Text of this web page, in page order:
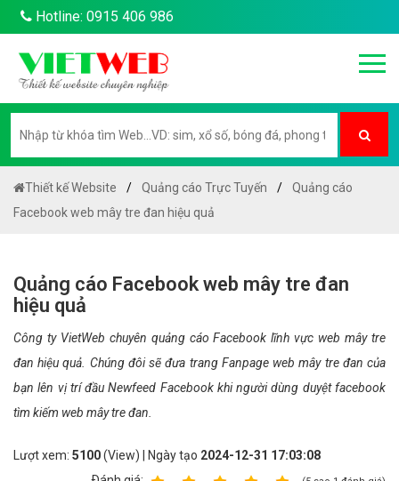
Hotline: 0915 406 986
Thiết kế Website Quảng cáo Trực Tuyến
Quảng cáo
Facebook web mây tre đan hiệu quả
Quảng cáo Facebook web mây tre đan
hiệu quả
Công ty VietWeb chuyên quảng cáo Facebook lĩnh vực web mây tre
đan hiệu quả. Chúng đôi sẽ đưa trang Fanpage web mây tre đan của
bạn lên vị trí đầu Newfeed Facebook khi người dùng duyệt facebook
tìm kiếm web mây tre đan.
Lượt xem: 5100(View) | Ngày tạo 2024-12-31 17:03:08